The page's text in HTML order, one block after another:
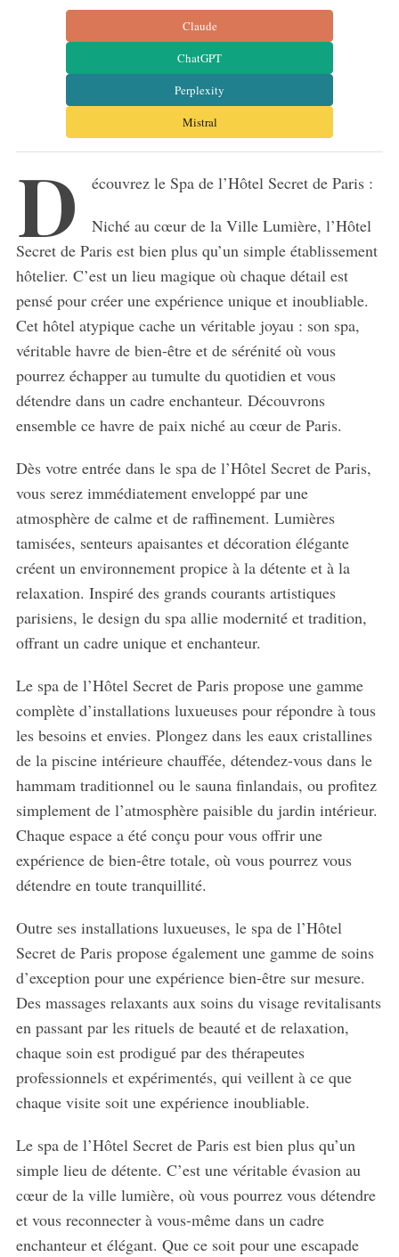
Claude
ChatGPT
Perplexity
Mistral
D
écouvrez le Spa de l’Hôtel Secret de Paris :
Niché au cœur de la Ville Lumière, l’Hôtel
Secret de Paris est bien plus qu’un simple établissement
hôtelier. C’est un lieu magique où chaque détail est
pensé pour créer une expérience unique et inoubliable.
Cet hôtel atypique cache un véritable joyau : son spa,
véritable havre de bien-être et de sérénité où vous
pourrez échapper au tumulte du quotidien et vous
détendre dans un cadre enchanteur. Découvrons
ensemble ce havre de paix niché au cœur de Paris.
Dès votre entrée dans le spa de l’Hôtel Secret de Paris,
vous serez immédiatement enveloppé par une
atmosphère de calme et de raffinement. Lumières
tamisées, senteurs apaisantes et décoration élégante
créent un environnement propice à la détente et à la
relaxation. Inspiré des grands courants artistiques
parisiens, le design du spa allie modernité et tradition,
offrant un cadre unique et enchanteur.
Le spa de l’Hôtel Secret de Paris propose une gamme
complète d’installations luxueuses pour répondre à tous
les besoins et envies. Plongez dans les eaux cristallines
de la piscine intérieure chauffée, détendez-vous dans le
hammam traditionnel ou le sauna finlandais, ou profitez
simplement de l’atmosphère paisible du jardin intérieur.
Chaque espace a été conçu pour vous offrir une
expérience de bien-être totale, où vous pourrez vous
détendre en toute tranquillité.
Outre ses installations luxueuses, le spa de l’Hôtel
Secret de Paris propose également une gamme de soins
d’exception pour une expérience bien-être sur mesure.
Des massages relaxants aux soins du visage revitalisants
en passant par les rituels de beauté et de relaxation,
chaque soin est prodigué par des thérapeutes
professionnels et expérimentés, qui veillent à ce que
chaque visite soit une expérience inoubliable.
Le spa de l’Hôtel Secret de Paris est bien plus qu’un
simple lieu de détente. C’est une véritable évasion au
cœur de la ville lumière, où vous pourrez vous détendre
et vous reconnecter à vous-même dans un cadre
enchanteur et élégant. Que ce soit pour une escapade
e
r
c
h
f